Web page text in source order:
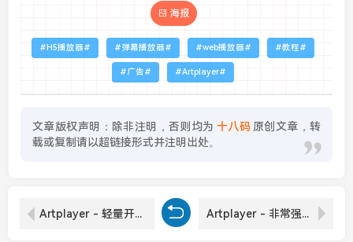
海报
H5播放器 弹幕播放器 web播放器 教程
广告 Artplayer
文章版权声明：除非注明，否则均为 十八码 原创文章，转
载或复制请以超链接形式并注明出处。
Artplayer - 轻量开源的弹幕H5播放器增加启动和暂停贴片广告 Artplayer - 非常强大的弹幕功能，支持第三方弹幕库